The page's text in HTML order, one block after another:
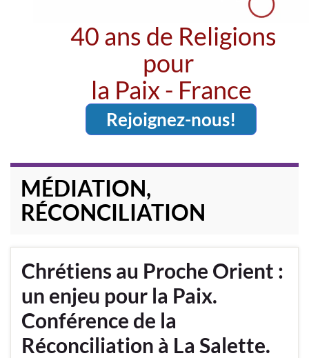
40 ans de Religions
pour
la Paix - France
Rejoignez-nous!
MÉDIATION,
RÉCONCILIATION
Chrétiens au Proche Orient :
un enjeu pour la Paix.
Conférence de la
Réconciliation à La Salette.